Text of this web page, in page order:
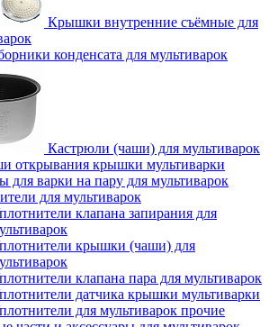
Крышки внутренние съёмные для
конденсата для мультиварок
Кастрюли (чаши) для мультиварок
открывания крышки мультиварки
для варки на пару для мультиварок
для мультиварок
клапана запирания для
крышки (чаши) для
клапана пара для мультиварок
датчика крышки мультиварки
для мультиварок прочие